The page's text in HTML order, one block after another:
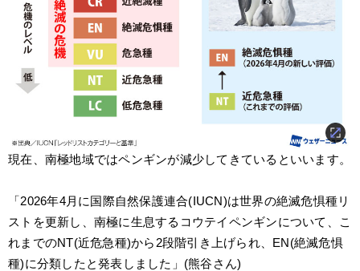
現在、南極地域ではペンギンが減少してきているといいます。
「2026年4月に国際自然保護連合(IUCN)は世界の絶滅危惧種リ
ストを更新し、南極に生息するコウテイペンギンについて、こ
れまでのNT(近危急種)から2段階引き上げられ、EN(絶滅危惧
種)に分類したと発表しました」(熊谷さん)